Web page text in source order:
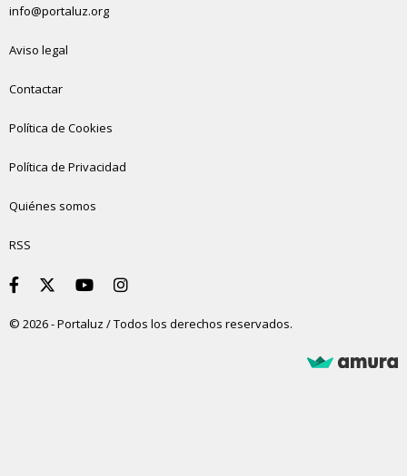
info@portaluz.org
Aviso legal
Contactar
Política de Cookies
Política de Privacidad
Quiénes somos
RSS
© 2026 - Portaluz / Todos los derechos reservados.